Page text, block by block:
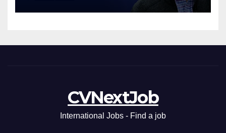
CVNextJob
International Jobs - Find a job